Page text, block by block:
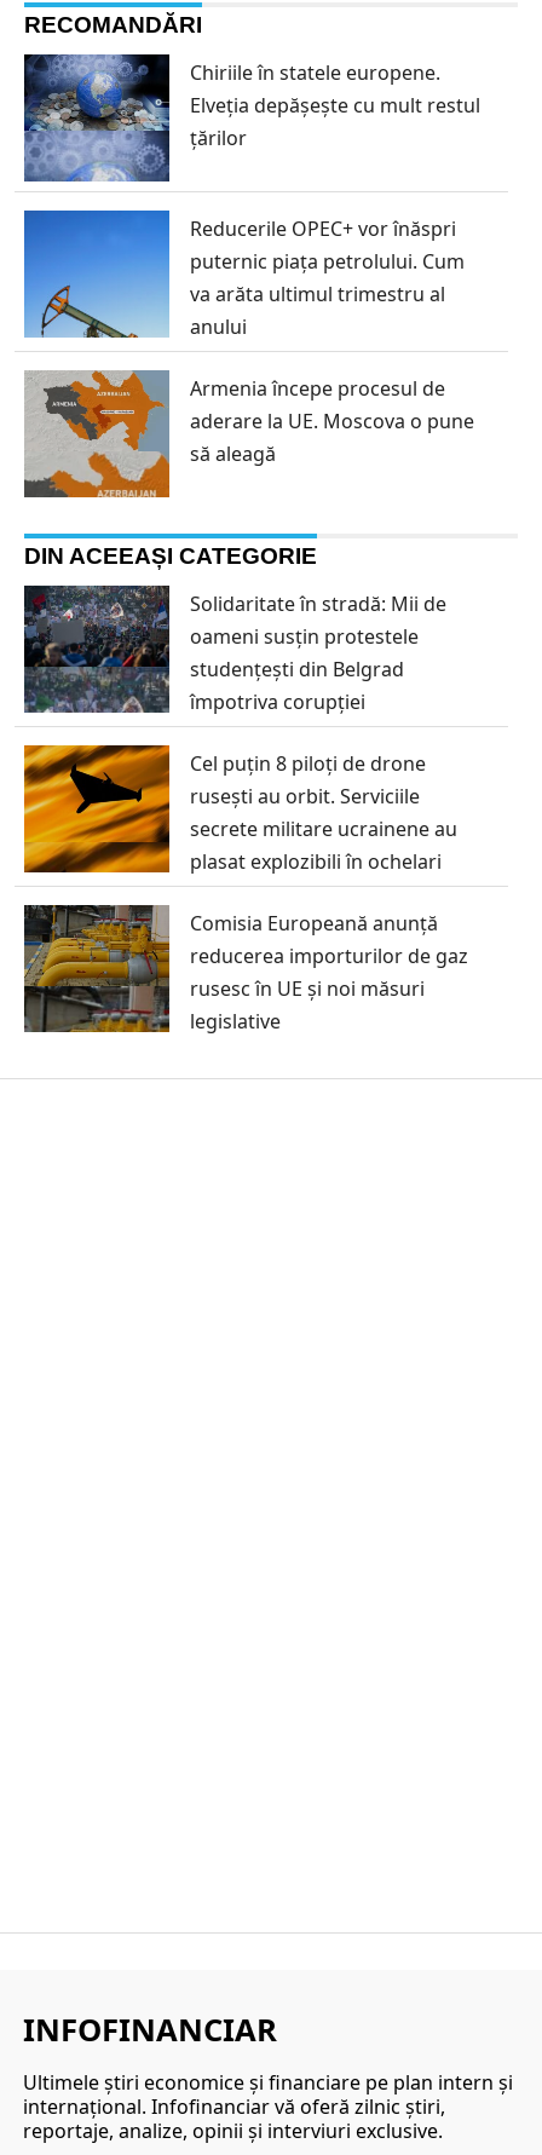
RECOMANDĂRI
Chiriile în statele europene.
Elveția depășește cu mult restul
țărilor
Reducerile OPEC+ vor înăspri
puternic piața petrolului. Cum
va arăta ultimul trimestru al
anului
Armenia începe procesul de
aderare la UE. Moscova o pune
să aleagă
DIN ACEEAȘI CATEGORIE
Solidaritate în stradă: Mii de
oameni susțin protestele
studențești din Belgrad
împotriva corupției
Cel puțin 8 piloți de drone
rusești au orbit. Serviciile
secrete militare ucrainene au
plasat explozibili în ochelari
Comisia Europeană anunță
reducerea importurilor de gaz
rusesc în UE și noi măsuri
legislative
INFOFINANCIAR
Ultimele ştiri economice şi financiare pe plan intern şi
internaţional. Infofinanciar vă oferă zilnic ştiri,
reportaje, analize, opinii şi interviuri exclusive.